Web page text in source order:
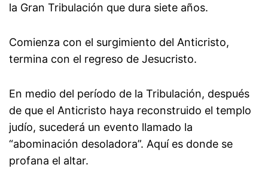
la Gran Tribulación que dura siete años.
Comienza con el surgimiento del Anticristo,
termina con el regreso de Jesucristo.
En medio del período de la Tribulación, después
de que el Anticristo haya reconstruido el templo
judío, sucederá un evento llamado la
“abominación desoladora”. Aquí es donde se
profana el altar.